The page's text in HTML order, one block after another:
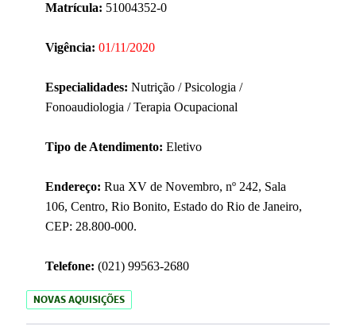
Matrícula: 51004352-0
Vigência: 01/11/2020
Especialidades: Nutrição / Psicologia /
Fonoaudiologia / Terapia Ocupacional
Tipo de Atendimento: Eletivo
Endereço: Rua XV de Novembro, nº 242, Sala
106, Centro, Rio Bonito, Estado do Rio de Janeiro,
CEP: 28.800-000.
Telefone: (021) 99563-2680
NOVAS AQUISIÇÕES